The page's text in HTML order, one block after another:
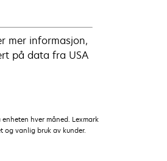
mer informasjon,
på data fra USA
hver måned. Lexmark
vanlig bruk av kunder.